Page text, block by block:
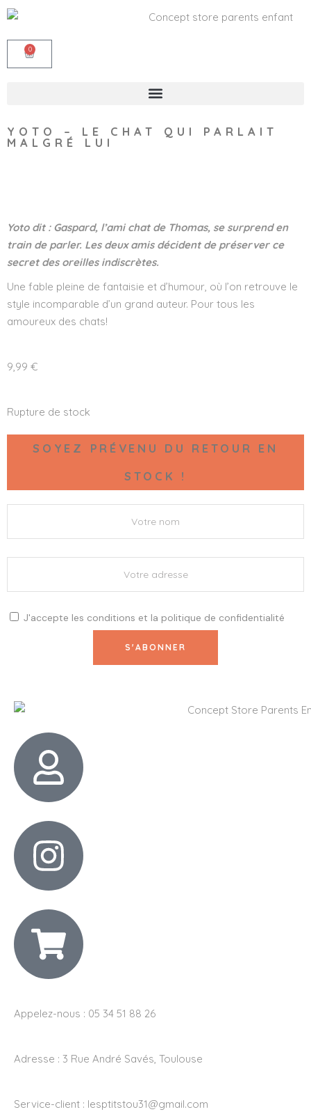
0
YOTO – LE CHAT QUI PARLAIT
MALGRÉ LUI
Yoto dit : Gaspard, l’ami chat de Thomas, se surprend en
train de parler. Les deux amis décident de préserver ce
secret des oreilles indiscrètes.
Une fable pleine de fantaisie et d’humour, où l’on retrouve le
style incomparable d’un grand auteur. Pour tous les
amoureux des chats!
9,99 €
Rupture de stock
SOYEZ PRÉVENU DU RETOUR EN
STOCK !
J'accepte les conditions et la politique de confidentialité
Appelez-nous : 05 34 51 88 26
Adresse : 3 Rue André Savés, Toulouse
Service-client : lesptitstou31@gmail.com